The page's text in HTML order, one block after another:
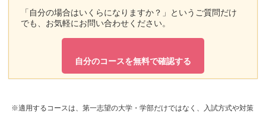
「自分の場合はいくらになりますか？」というご質問だけ
でも、お気軽にお問い合わせください。
自分のコースを無料で確認する
※適用するコースは、第一志望の大学・学部だけではなく、入試方式や対策